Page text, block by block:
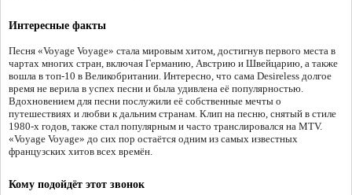
Интересные факты
Песня «Voyage Voyage» стала мировым хитом, достигнув первого места в
чартах многих стран, включая Германию, Австрию и Швейцарию, а также
вошла в топ-10 в Великобритании. Интересно, что сама Desireless долгое
время не верила в успех песни и была удивлена её популярностью.
Вдохновением для песни послужили её собственные мечты о
путешествиях и любви к дальним странам. Клип на песню, снятый в стиле
1980-х годов, также стал популярным и часто транслировался на MTV.
«Voyage Voyage» до сих пор остаётся одним из самых известных
французских хитов всех времён.
Кому подойдёт этот звонок